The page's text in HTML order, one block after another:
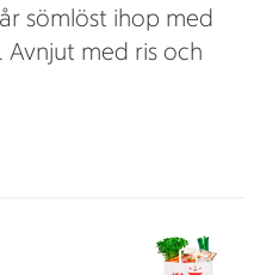
sömlöst ihop med
Avnjut med ris och